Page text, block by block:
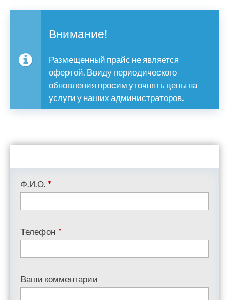
Внимание!
Размещенный прайс не является
офертой. Ввиду периодического
обновления просим уточнять цены на
услуги у наших администраторов.
Ф.И.О. *
Телефон *
Ваши комментарии